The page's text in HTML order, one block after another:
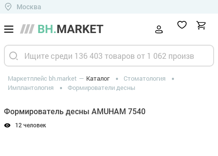
Москва
Маркетплейс bh.market Каталог
Стоматология
Имплантология
Формирователи десны
Формирователь десны AMUHAM 7540
12 человек